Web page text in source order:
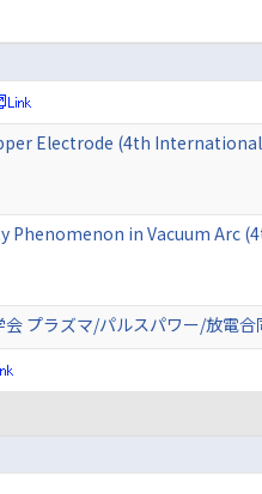
Electrode (4th
Phenomenon in Vacuum Arc
プラズマ/パルスパワー/放電合